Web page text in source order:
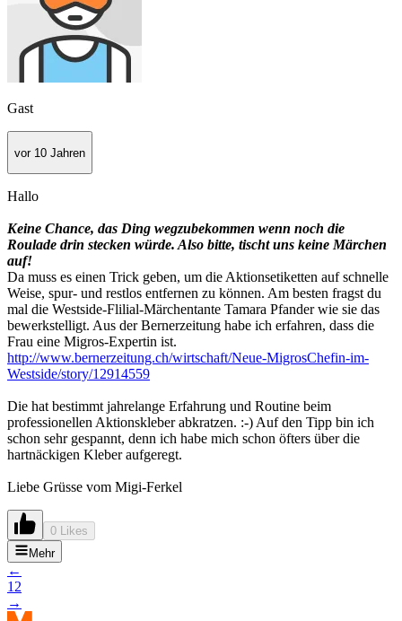
Gast
vor 10 Jahren
Hallo
Keine Chance, das Ding wegzubekommen wenn noch die
Roulade drin stecken würde. Also bitte, tischt uns keine Märchen
auf!
Da muss es einen Trick geben, um die Aktionsetiketten auf schnelle
Weise, spur- und restlos entfernen zu können. Am besten fragst du
mal die Westside-Flilial-Märchentante Tamara Pfander wie sie das
bewerkstelligt. Aus der Bernerzeitung habe ich erfahren, dass die
Frau eine Migros-Expertin ist.
http://www.bernerzeitung.ch/wirtschaft/Neue-MigrosChefin-im-
Westside/story/12914559
Die hat bestimmt jahrelange Erfahrung und Routine beim
professionellen Aktionskleber abkratzen. :-) Auf den Tipp bin ich
schon sehr gespannt, denn ich habe mich schon öfters über die
hartnäckigen Kleber aufgeregt.
Liebe Grüsse vom Migi-Ferkel
0 Likes
Mehr
←
1 2
→